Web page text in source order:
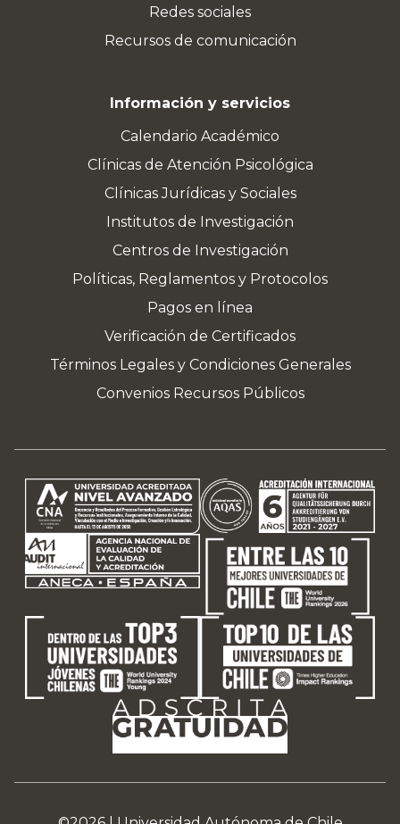
Redes sociales
Recursos de comunicación
Información y servicios
Calendario Académico
Clínicas de Atención Psicológica
Clínicas Jurídicas y Sociales
Institutos de Investigación
Centros de Investigación
Políticas, Reglamentos y Protocolos
Pagos en línea
Verificación de Certificados
Términos Legales y Condiciones Generales
Convenios Recursos Públicos